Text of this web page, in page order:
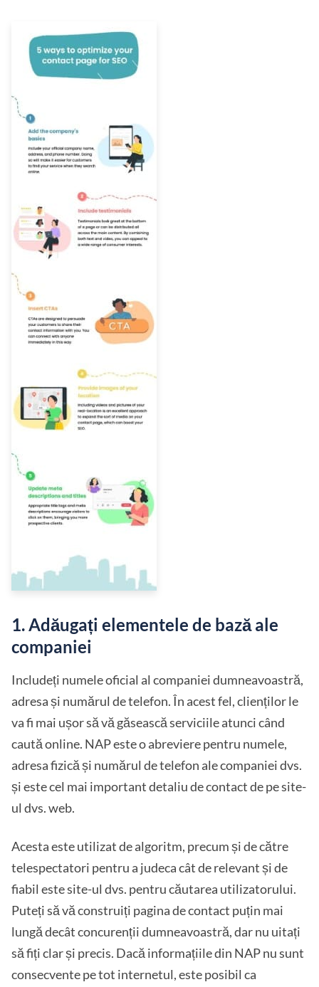
1. Adăugați elementele de bază ale
companiei
Includeți numele oficial al companiei dumneavoastră,
adresa și numărul de telefon. În acest fel, clienților le
va fi mai ușor să vă găsească serviciile atunci când
caută online. NAP este o abreviere pentru numele,
adresa fizică și numărul de telefon ale companiei dvs.
și este cel mai important detaliu de contact de pe site-
ul dvs. web.
Acesta este utilizat de algoritm, precum și de către
telespectatori pentru a judeca cât de relevant și de
fiabil este site-ul dvs. pentru căutarea utilizatorului.
Puteți să vă construiți pagina de contact puțin mai
lungă decât concurenții dumneavoastră, dar nu uitați
să fiți clar și precis. Dacă informațiile din NAP nu sunt
consecvente pe tot internetul, este posibil ca